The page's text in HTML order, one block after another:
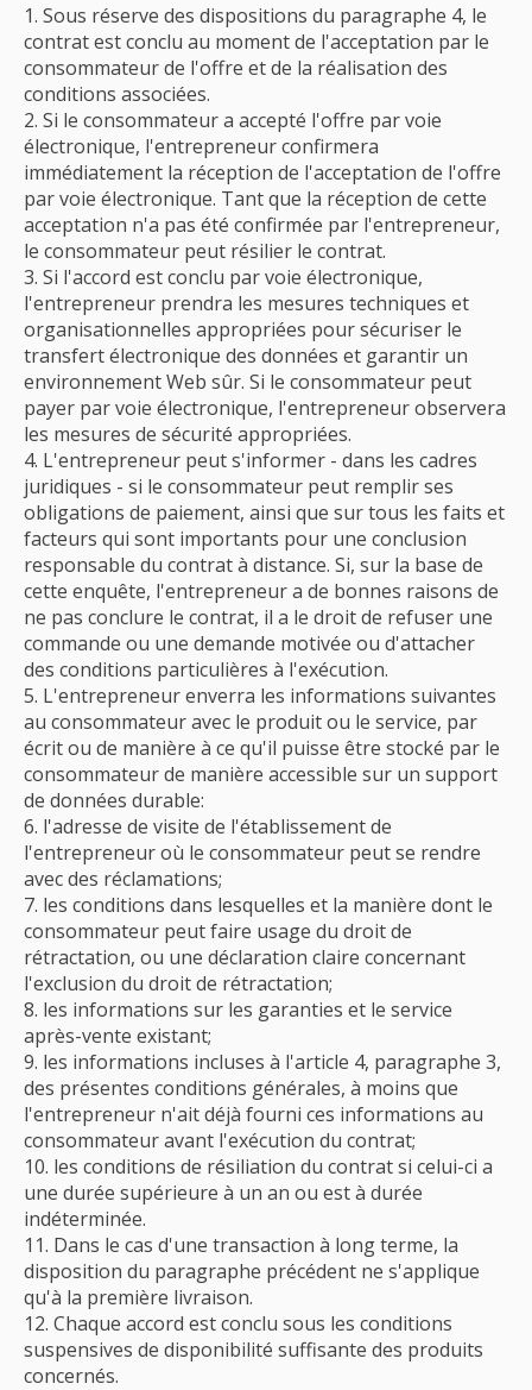
Sous réserve des dispositions du paragraphe 4, le
contrat est conclu au moment de l'acceptation par le
consommateur de l'offre et de la réalisation des
conditions associées.
Si le consommateur a accepté l'offre par voie
électronique, l'entrepreneur confirmera
immédiatement la réception de l'acceptation de l'offre
par voie électronique. Tant que la réception de cette
acceptation n'a pas été confirmée par l'entrepreneur,
le consommateur peut résilier le contrat.
Si l'accord est conclu par voie électronique,
l'entrepreneur prendra les mesures techniques et
organisationnelles appropriées pour sécuriser le
transfert électronique des données et garantir un
environnement Web sûr. Si le consommateur peut
payer par voie électronique, l'entrepreneur observera
les mesures de sécurité appropriées.
L'entrepreneur peut s'informer - dans les cadres
juridiques - si le consommateur peut remplir ses
obligations de paiement, ainsi que sur tous les faits et
facteurs qui sont importants pour une conclusion
responsable du contrat à distance. Si, sur la base de
cette enquête, l'entrepreneur a de bonnes raisons de
ne pas conclure le contrat, il a le droit de refuser une
commande ou une demande motivée ou d'attacher
des conditions particulières à l'exécution.
L'entrepreneur enverra les informations suivantes
au consommateur avec le produit ou le service, par
écrit ou de manière à ce qu'il puisse être stocké par le
consommateur de manière accessible sur un support
de données durable:
l'adresse de visite de l'établissement de
l'entrepreneur où le consommateur peut se rendre
avec des réclamations;
les conditions dans lesquelles et la manière dont le
consommateur peut faire usage du droit de
rétractation, ou une déclaration claire concernant
l'exclusion du droit de rétractation;
les informations sur les garanties et le service
après-vente existant;
les informations incluses à l'article 4, paragraphe 3,
des présentes conditions générales, à moins que
l'entrepreneur n'ait déjà fourni ces informations au
consommateur avant l'exécution du contrat;
les conditions de résiliation du contrat si celui-ci a
une durée supérieure à un an ou est à durée
indéterminée.
Dans le cas d'une transaction à long terme, la
disposition du paragraphe précédent ne s'applique
qu'à la première livraison.
Chaque accord est conclu sous les conditions
suspensives de disponibilité suffisante des produits
concernés.